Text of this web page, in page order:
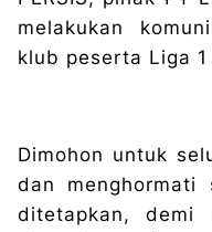
melakukan
klub peserta Liga
Dimohon untuk
dan menghormati
ditetapkan, demi